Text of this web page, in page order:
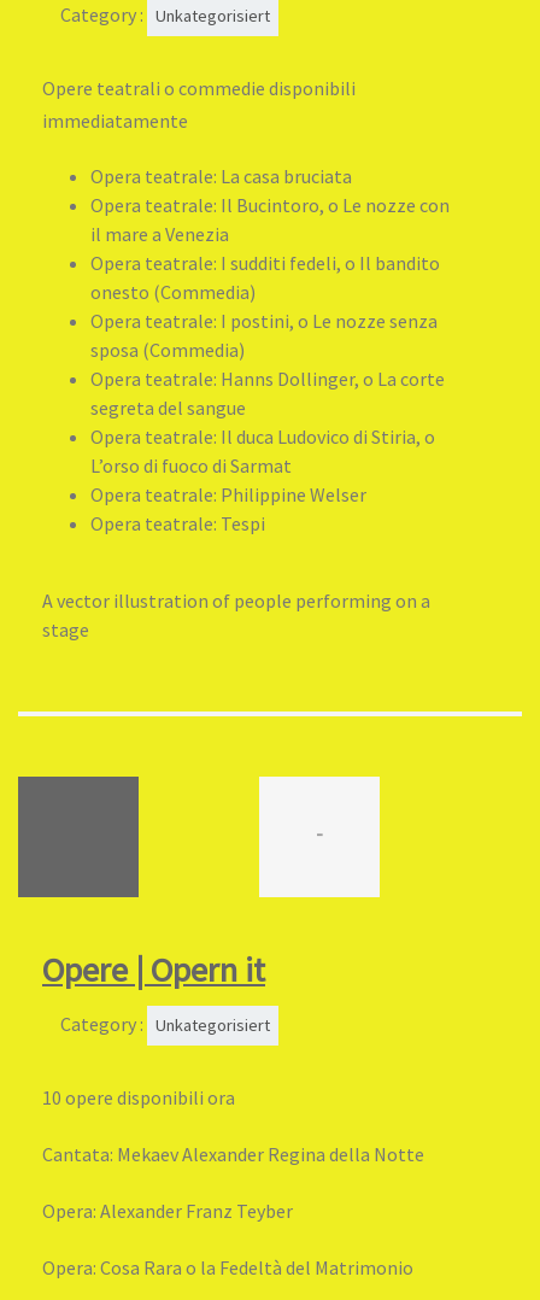
Category : Unkategorisiert
Opere teatrali o commedie disponibili
immediatamente
Opera teatrale: La casa bruciata
Opera teatrale: Il Bucintoro, o Le nozze con
il mare a Venezia
Opera teatrale: I sudditi fedeli, o Il bandito
onesto (Commedia)
Opera teatrale: I postini, o Le nozze senza
sposa (Commedia)
Opera teatrale: Hanns Dollinger, o La corte
segreta del sangue
Opera teatrale: Il duca Ludovico di Stiria, o
L’orso di fuoco di Sarmat
Opera teatrale: Philippine Welser
Opera teatrale: Tespi
A vector illustration of people performing on a
stage
-
Opere | Opern it
Category : Unkategorisiert
10 opere disponibili ora
Cantata: Mekaev Alexander Regina della Notte
Opera: Alexander Franz Teyber
Opera: Cosa Rara o la Fedeltà del Matrimonio